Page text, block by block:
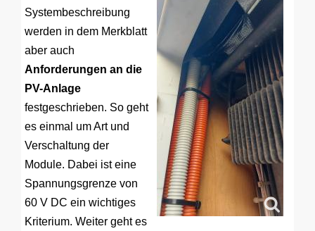
Systembeschreibung
werden in dem Merkblatt
aber auch
Anforderungen an die
PV-Anlage
festgeschrieben. So geht
es einmal um Art und
Verschaltung der
Module. Dabei ist eine
Spannungsgrenze von
60 V DC ein wichtiges
Kriterium. Weiter geht es